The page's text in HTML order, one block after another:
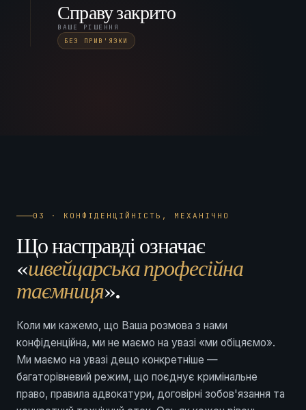
Справу закрито
ВАШЕ РІШЕННЯ
БЕЗ ПРИВ'ЯЗКИ
03 · КОНФІДЕНЦІЙНІСТЬ, МЕХАНІЧНО
Що насправді означає
«швейцарська професійна
таємниця».
Коли ми кажемо, що Ваша розмова з нами
конфіденційна, ми не маємо на увазі «ми обіцяємо».
Ми маємо на увазі дещо конкретніше —
багаторівневий режим, що поєднує кримінальне
право, правила адвокатури, договірні зобов'язання та